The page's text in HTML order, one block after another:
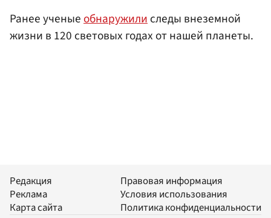
Ранее ученыеобнаружилиследы внеземной
жизни в 120 световых годах от нашей планеты.
Редакция
Реклама
Карта сайта
Правовая информация
Условия использования
Политика конфиденциальности